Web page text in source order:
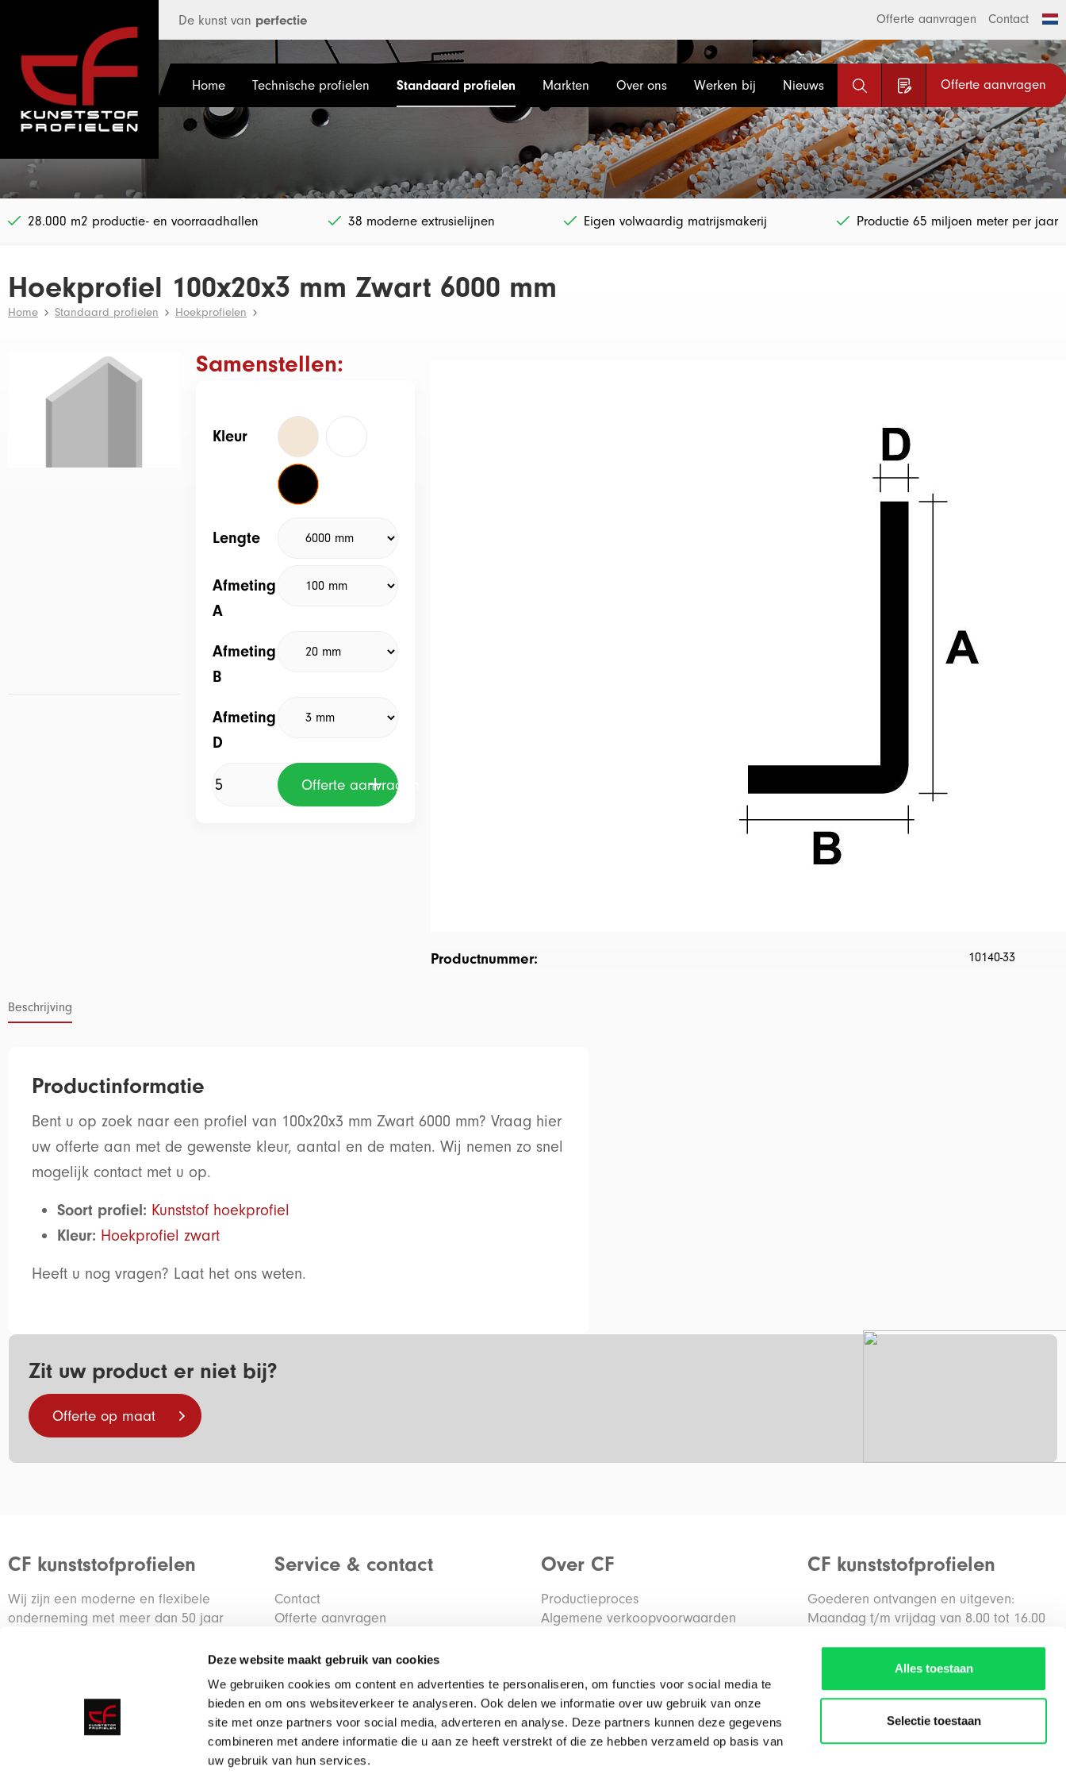
Deze website maakt gebruik van cookies
We gebruiken cookies om content en advertenties te personaliseren, om functies voor social media te
bieden en om ons websiteverkeer te analyseren. Ook delen we informatie over uw gebruik van onze
site met onze partners voor social media, adverteren en analyse. Deze partners kunnen deze gegevens
combineren met andere informatie die u aan ze heeft verstrekt of die ze hebben verzameld op basis van
uw gebruik van hun services.
Alles toestaan
Selectie toestaan
De kunst van perfectie Offerte aanvragen Contact
Home Technische profielen Standaard profielen Markten Over ons Werken bij Nieuws Offerte aanvragen
28.000 m2 productie- en voorraadhallen 38 moderne extrusielijnen Eigen volwaardig matrijsmakerij Productie 65 miljoen meter per jaar
Hoekprofiel 100x20x3 mm Zwart 6000 mm
Home Standaard profielen Hoekprofielen
Samenstellen:
Kleur
Lengte
Afmeting
A
Afmeting
B
Afmeting
D
Offerte aanvragen
Productnummer: 10140-33
Beschrijving
Productinformatie
Bent u op zoek naar een profiel van 100x20x3 mm Zwart 6000 mm? Vraag hier
uw offerte aan met de gewenste kleur, aantal en de maten. Wij nemen zo snel
mogelijk contact met u op.
Soort profiel: Kunststof hoekprofiel
Kleur: Hoekprofiel zwart
Heeft u nog vragen? Laat het ons weten.
Zit uw product er niet bij?
Offerte op maat
CF kunststofprofielen
Wij zijn een moderne en flexibele
onderneming met meer dan 50 jaar
De ontwikkeling van klantspecifieke
profielen is een belangrijke activiteit voor
onze organisatie.
Service & contact
Contact
Offerte aanvragen
Over CF
Productieproces
Algemene verkoopvoorwaarden
CF kunststofprofielen
Goederen ontvangen en uitgeven:
Maandag t/m vrijdag van 8.00 tot 16.00
Routebeschrijving